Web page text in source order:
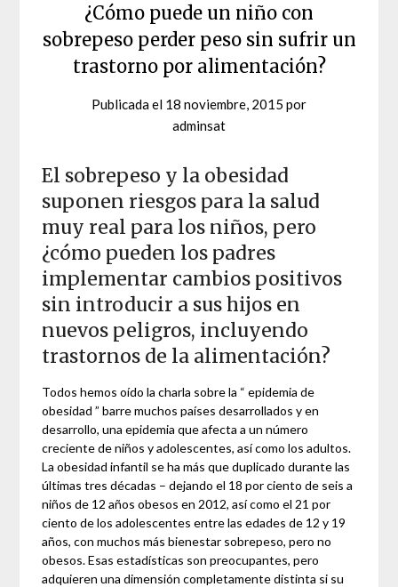
¿Cómo puede un niño con
sobrepeso perder peso sin sufrir un
trastorno por alimentación?
Publicada el 18 noviembre, 2015 por
adminsat
El sobrepeso y la obesidad
suponen riesgos para la salud
muy real para los niños, pero
¿cómo pueden los padres
implementar cambios positivos
sin introducir a sus hijos en
nuevos peligros, incluyendo
trastornos de la alimentación?
Todos hemos oído la charla sobre la “ epidemia de
obesidad ” barre muchos países desarrollados y en
desarrollo, una epidemia que afecta a un número
creciente de niños y adolescentes, así como los adultos.
La obesidad infantil se ha más que duplicado durante las
últimas tres décadas – dejando el 18 por ciento de seis a
niños de 12 años obesos en 2012, así como el 21 por
ciento de los adolescentes entre las edades de 12 y 19
años, con muchos más bienestar sobrepeso, pero no
obesos. Esas estadísticas son preocupantes, pero
adquieren una dimensión completamente distinta si su